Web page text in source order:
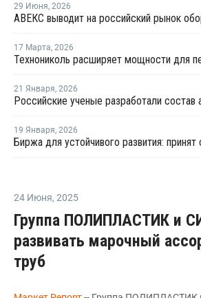
29 Июня, 2026
17 Марта, 2026
21 Января, 2026
19 Января, 2026
24 Июня, 2025
Группа ПОЛИПЛАСТИК и
развивать марочный
труб